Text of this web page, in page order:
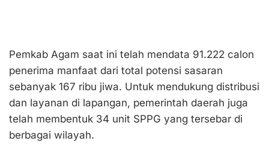
Pemkab Agam saat ini telah mendata 91.222 calon
penerima manfaat dari total potensi sasaran
sebanyak 167 ribu jiwa. Untuk mendukung distribusi
dan layanan di lapangan, pemerintah daerah juga
telah membentuk 34 unit SPPG yang tersebar di
berbagai wilayah.